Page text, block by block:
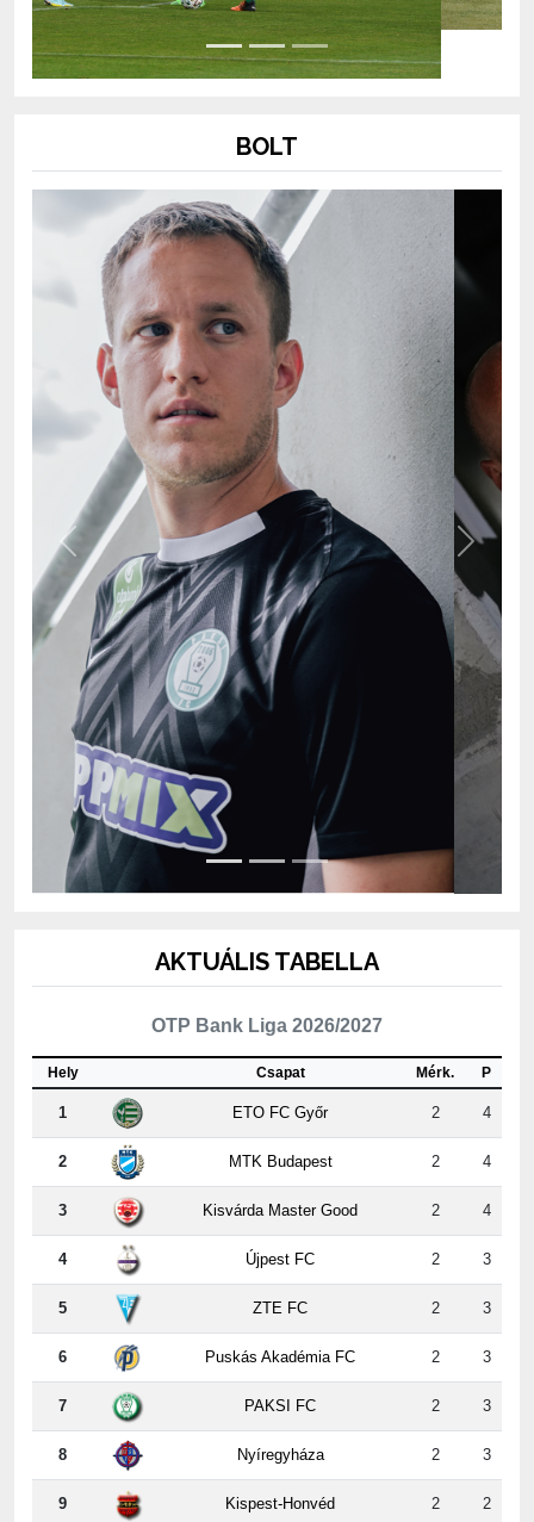
Previous Next
OTP Bank Liga 2026/2027
Csapat
1 ETO FC Győr 2 4
2 MTK Budapest 2 4
3 Kisvárda Master Good 2 4
4 Újpest FC 2 3
5 ZTE FC 2 3
6 Puskás Akadémia FC 2 3
7 PAKSI FC 2 3
8 Nyíregyháza 2 3
9 Kispest-Honvéd 2 2
10 Vasas 2 2